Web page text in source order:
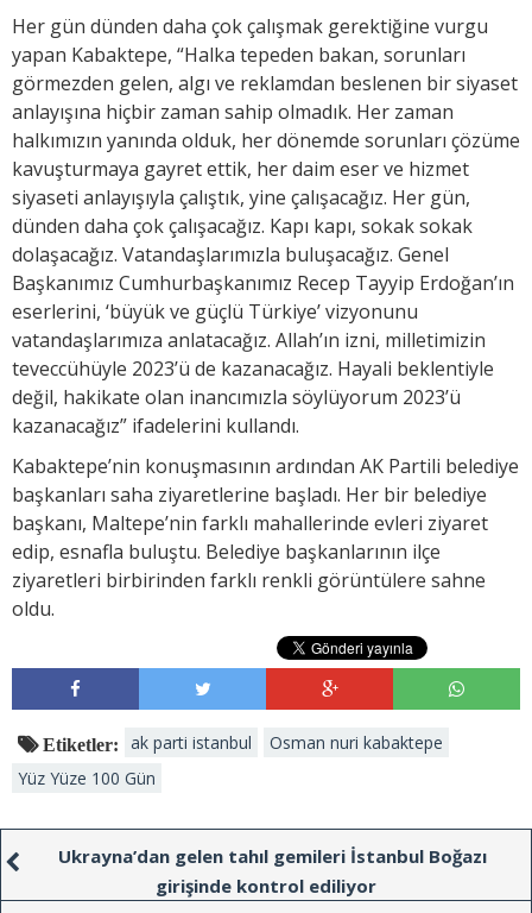
Her gün dünden daha çok çalışmak gerektiğine vurgu
yapan Kabaktepe, “Halka tepeden bakan, sorunları
görmezden gelen, algı ve reklamdan beslenen bir siyaset
anlayışına hiçbir zaman sahip olmadık. Her zaman
halkımızın yanında olduk, her dönemde sorunları çözüme
kavuşturmaya gayret ettik, her daim eser ve hizmet
siyaseti anlayışıyla çalıştık, yine çalışacağız. Her gün,
dünden daha çok çalışacağız. Kapı kapı, sokak sokak
dolaşacağız. Vatandaşlarımızla buluşacağız. Genel
Başkanımız Cumhurbaşkanımız Recep Tayyip Erdoğan’ın
eserlerini, ‘büyük ve güçlü Türkiye’ vizyonunu
vatandaşlarımıza anlatacağız. Allah’ın izni, milletimizin
teveccühüyle 2023’ü de kazanacağız. Hayali beklentiyle
değil, hakikate olan inancımızla söylüyorum 2023’ü
kazanacağız” ifadelerini kullandı.
Kabaktepe’nin konuşmasının ardından AK Partili belediye
başkanları saha ziyaretlerine başladı. Her bir belediye
başkanı, Maltepe’nin farklı mahallerinde evleri ziyaret
edip, esnafla buluştu. Belediye başkanlarının ilçe
ziyaretleri birbirinden farklı renkli görüntülere sahne
oldu.
Etiketler: ak parti istanbul
Osman nuri kabaktepe
Yüz Yüze 100 Gün
Ukrayna’dan gelen tahıl gemileri İstanbul Boğazı
girişinde kontrol ediliyor